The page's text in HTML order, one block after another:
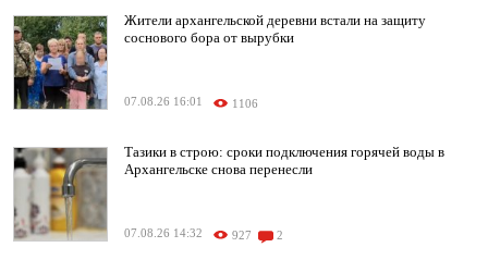
Жители архангельской деревни встали на защиту
соснового бора от вырубки
07.08.26 16:01 1106
Тазики в строю: сроки подключения горячей воды в
Архангельске снова перенесли
07.08.26 14:32 927 2